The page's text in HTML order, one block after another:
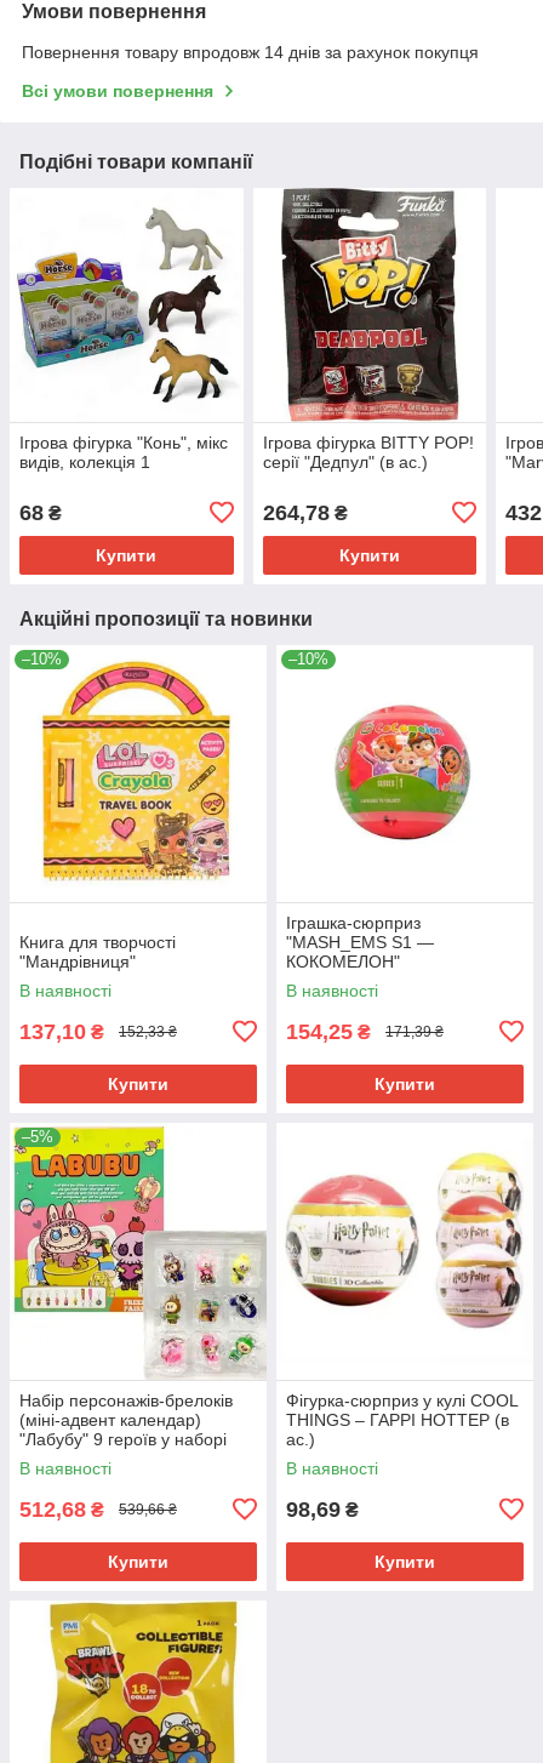
Умови повернення
Повернення товару впродовж 14 днів за рахунок покупця
Всі умови повернення
Подібні товари компанії
Ігрова фігурка "Конь", мікс
видів, колекція 1
68 ₴
Купити
Ігрова фігурка BITTY POP!
серії "Дедпул" (в ас.)
264,78₴
Купити
Акційні пропозиції та новинки
–10%
Книга для творчості
"Мандрівниця"
В наявності
137,10 ₴ 152,33 ₴
Купити
–10%
Іграшка-сюрприз
"MASH_EMS S1 —
КОКОМЕЛОН"
В наявності
154,25 ₴ 171,39 ₴
Купити
–5%
Набір персонажів-брелоків
(міні-адвент календар)
"Лабубу" 9 героїв у наборі
(коробка 23*4,6*28 см)
В наявності
512,68 ₴ 539,66 ₴
Купити
Фігурка-сюрприз у кулі COOL
THINGS – ГАРРІ НОТТЕР (в
ас.)
В наявності
98,69 ₴
Купити